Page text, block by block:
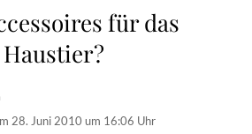
für das
Haustier?
28. Juni 2010 um 16:06 Uhr